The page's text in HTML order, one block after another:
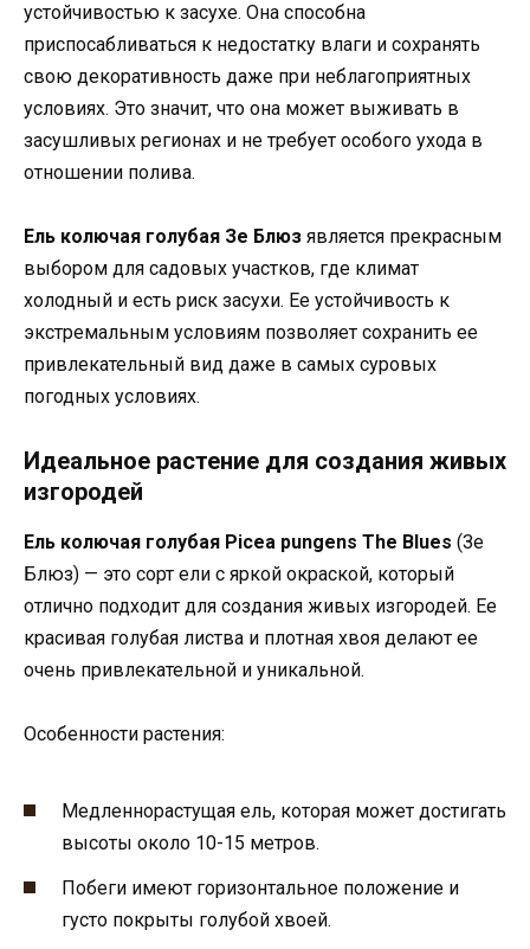
устойчивостью к засухе. Она способна
приспосабливаться к недостатку влаги и сохранять
свою декоративность даже при неблагоприятных
условиях. Это значит, что она может выживать в
засушливых регионах и не требует особого ухода в
отношении полива.
Ель колючая голубая Зе Блюз является прекрасным
выбором для садовых участков, где климат
холодный и есть риск засухи. Ее устойчивость к
экстремальным условиям позволяет сохранить ее
привлекательный вид даже в самых суровых
погодных условиях.
Идеальное растение для создания живых
изгородей
Ель колючая голубая Picea pungens The Blues (Зе
Блюз) — это сорт ели с яркой окраской, который
отлично подходит для создания живых изгородей. Ее
красивая голубая листва и плотная хвоя делают ее
очень привлекательной и уникальной.
Особенности растения:
Медленнорастущая ель, которая может достигать
высоты около 10-15 метров.
Побеги имеют горизонтальное положение и
густо покрыты голубой хвоей.